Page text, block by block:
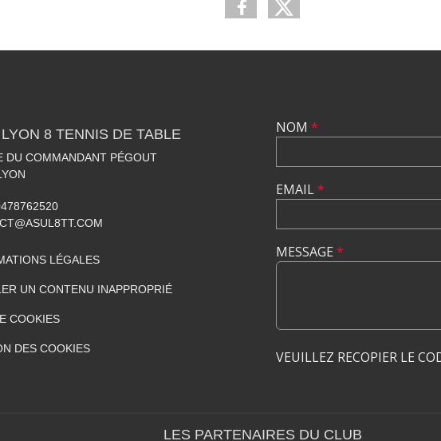
8 TENNIS DE TABLE
DU COMMANDANT PÉGOUT
LÉGALES
UN CONTENU INAPPROPRIÉ
COOKIES
DES COOKIES
NOM *
EMAIL*
MESSAGE *
VEUILLEZ RECOPIER LE
LES PARTENAIRES DU CLUB